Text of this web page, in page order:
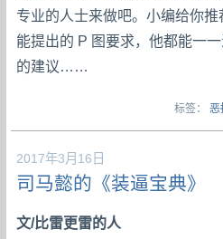
专业的人士来做吧。小编给你
能提出的 P 图要求，他都能一
的建议……
标签： 恶
2017年3月16日
司马懿的《装逼宝典》
文/比雷更雷的人